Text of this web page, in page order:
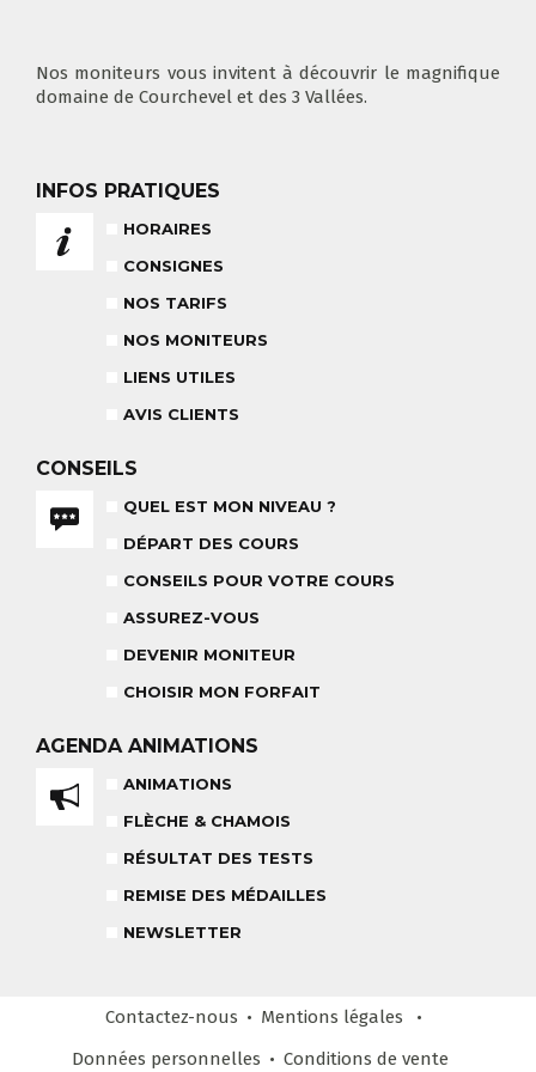
À SKI
NOS TARIFS
POUR CET HIVER
NOS MONITEURS
& PARTENAIRES
LIEUX DE RASSEMBLEMENTS
CONSEILS POUR VOTRE COURS
CONSEILS AUX PARENTS
ASSUREZ-VOUS
DEVENIR MONITEUR
TOUS LES JOURS
RÉSULTAT DES TESTS
LE VENDREDI
BABY CLUB
18 MOIS À 3 ANS
COURS DE SKI ENFANTS & TEAM
COURS PRIVÉ APRÈS-MIDI
À PARTIR DE 260€
Nos moniteurs vous invitent à découvrir le magnifique
domaine de Courchevel et des 3 Vallées.
INFOS PRATIQUES
HORAIRES
CONSIGNES
NOS TARIFS
NOS MONITEURS
LIENS UTILES
AVIS CLIENTS
CONSEILS
QUEL EST MON NIVEAU ?
DÉPART DES COURS
CONSEILS POUR VOTRE COURS
ASSUREZ-VOUS
DEVENIR MONITEUR
CHOISIR MON FORFAIT
AGENDA ANIMATIONS
ANIMATIONS
FLÈCHE & CHAMOIS
RÉSULTAT DES TESTS
REMISE DES MÉDAILLES
NEWSLETTER
Contactez-nous
Mentions légales
Données personnelles
Conditions de vente